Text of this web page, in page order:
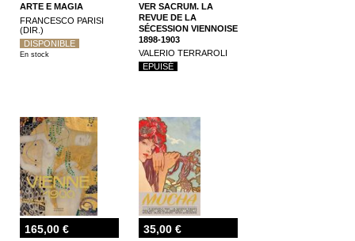
ARTE E MAGIA
FRANCESCO PARISI
(DIR.)
DISPONIBLE
En stock
VER SACRUM. LA
REVUE DE LA
SÉCESSION VIENNOISE
1898-1903
VALERIO TERRAROLI
EPUISÉ
165,00 € 35,00 €